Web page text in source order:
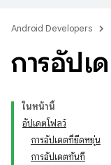
Android Developers
การอัปเ
ในหน้านี้
อัปเดตโฟลว์
การอัปเดตที่ยืดหยุ่น
การอัปเดตทันที